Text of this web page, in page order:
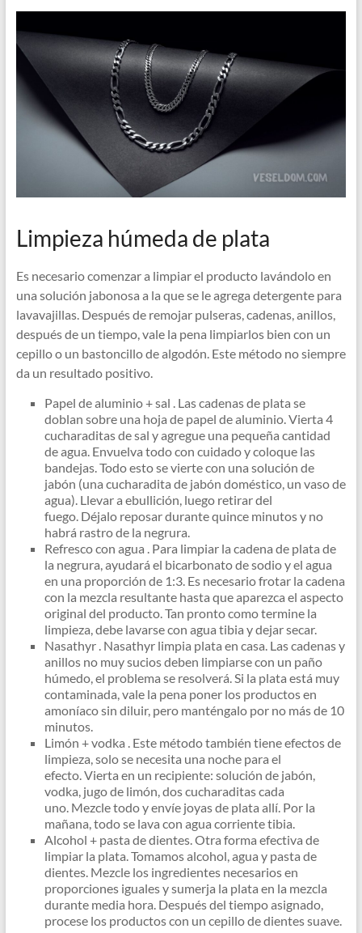
Limpieza húmeda de plata
Es necesario comenzar a limpiar el producto lavándolo en
una solución jabonosa a la que se le agrega detergente para
lavavajillas. Después de remojar pulseras, cadenas, anillos,
después de un tiempo, vale la pena limpiarlos bien con un
cepillo o un bastoncillo de algodón. Este método no siempre
da un resultado positivo.
Papel de aluminio + sal . Las cadenas de plata se
doblan sobre una hoja de papel de aluminio. Vierta 4
cucharaditas de sal y agregue una pequeña cantidad
de agua. Envuelva todo con cuidado y coloque las
bandejas. Todo esto se vierte con una solución de
jabón (una cucharadita de jabón doméstico, un vaso de
agua). Llevar a ebullición, luego retirar del
fuego. Déjalo reposar durante quince minutos y no
habrá rastro de la negrura.
Refresco con agua . Para limpiar la cadena de plata de
la negrura, ayudará el bicarbonato de sodio y el agua
en una proporción de 1:3. Es necesario frotar la cadena
con la mezcla resultante hasta que aparezca el aspecto
original del producto. Tan pronto como termine la
limpieza, debe lavarse con agua tibia y dejar secar.
Nasathyr . Nasathyr limpia plata en casa. Las cadenas y
anillos no muy sucios deben limpiarse con un paño
húmedo, el problema se resolverá. Si la plata está muy
contaminada, vale la pena poner los productos en
amoníaco sin diluir, pero manténgalo por no más de 10
minutos.
Limón + vodka . Este método también tiene efectos de
limpieza, solo se necesita una noche para el
efecto. Vierta en un recipiente: solución de jabón,
vodka, jugo de limón, dos cucharaditas cada
uno. Mezcle todo y envíe joyas de plata allí. Por la
mañana, todo se lava con agua corriente tibia.
Alcohol + pasta de dientes. Otra forma efectiva de
limpiar la plata. Tomamos alcohol, agua y pasta de
dientes. Mezcle los ingredientes necesarios en
proporciones iguales y sumerja la plata en la mezcla
durante media hora. Después del tiempo asignado,
procese los productos con un cepillo de dientes suave.